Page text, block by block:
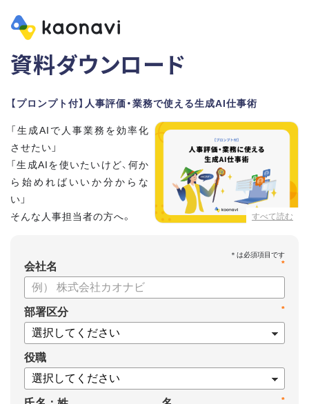
資料ダウンロード
【プロンプト付】人事評価・業務で使える生成AI仕事術
すべて読む
「生成AIで人事業務を効率化
させたい」
「生成AIを使いたいけど、何か
ら始めればいいか分からな
い」
そんな人事担当者の方へ。
本資料では、人事担当者300名の実態調査をもとに現場ですぐ
に役立つ生成AI活用術を紹介しています。
生成AI利用時のポイントや注意事項もまとめているため、これ
から始める方も安心です。評価シートフォーマットの作成や素
案の生成など、コピペで使えるプロンプトも収録！
生成AIを「壁打ち相手」や「作業アシスタント」にして、明日か
らの人事業務を効率化してみませんか？
【資料の内容】
*
会社名
*
部署区分
役職
*